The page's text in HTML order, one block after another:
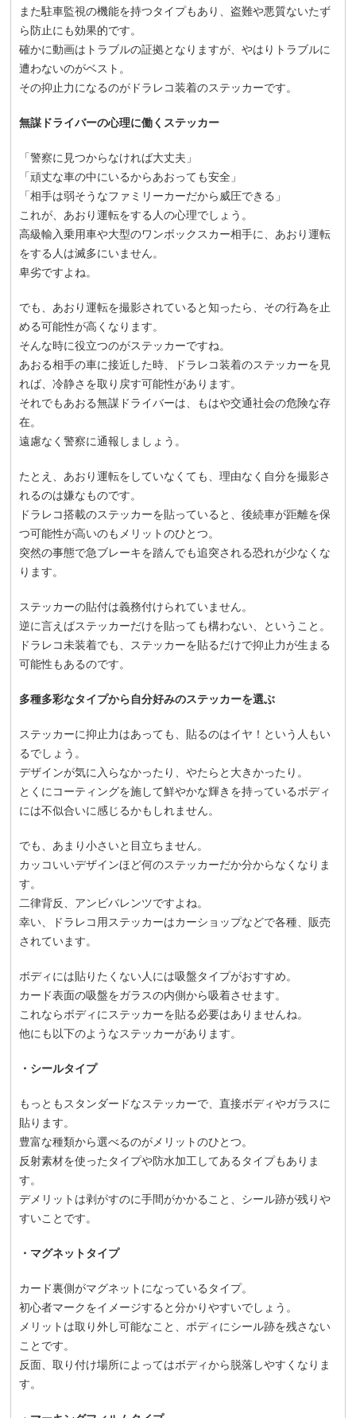
また駐車監視の機能を持つタイプもあり、盗難や悪質ないたず
ら防止にも効果的です。
確かに動画はトラブルの証拠となりますが、やはりトラブルに
遭わないのがベスト。
その抑止力になるのがドラレコ装着のステッカーです。
無謀ドライバーの心理に働くステッカー
「警察に見つからなければ大丈夫」
「頑丈な車の中にいるからあおっても安全」
「相手は弱そうなファミリーカーだから威圧できる」
これが、あおり運転をする人の心理でしょう。
高級輸入乗用車や大型のワンボックスカー相手に、あおり運転
をする人は滅多にいません。
卑劣ですよね。
でも、あおり運転を撮影されていると知ったら、その行為を止
める可能性が高くなります。
そんな時に役立つのがステッカーですね。
あおる相手の車に接近した時、ドラレコ装着のステッカーを見
れば、冷静さを取り戻す可能性があります。
それでもあおる無謀ドライバーは、もはや交通社会の危険な存
在。
遠慮なく警察に通報しましょう。
たとえ、あおり運転をしていなくても、理由なく自分を撮影さ
れるのは嫌なものです。
ドラレコ搭載のステッカーを貼っていると、後続車が距離を保
つ可能性が高いのもメリットのひとつ。
突然の事態で急ブレーキを踏んでも追突される恐れが少なくな
ります。
ステッカーの貼付は義務付けられていません。
逆に言えばステッカーだけを貼っても構わない、ということ。
ドラレコ未装着でも、ステッカーを貼るだけで抑止力が生まる
可能性もあるのです。
多種多彩なタイプから自分好みのステッカーを選ぶ
ステッカーに抑止力はあっても、貼るのはイヤ！という人もい
るでしょう。
デザインが気に入らなかったり、やたらと大きかったり。
とくにコーティングを施して鮮やかな輝きを持っているボディ
には不似合いに感じるかもしれません。
でも、あまり小さいと目立ちません。
カッコいいデザインほど何のステッカーだか分からなくなりま
す。
二律背反、アンビバレンツですよね。
幸い、ドラレコ用ステッカーはカーショップなどで各種、販売
されています。
ボディには貼りたくない人には吸盤タイプがおすすめ。
カード表面の吸盤をガラスの内側から吸着させます。
これならボディにステッカーを貼る必要はありませんね。
他にも以下のようなステッカーがあります。
・シールタイプ
もっともスタンダードなステッカーで、直接ボディやガラスに
貼ります。
豊富な種類から選べるのがメリットのひとつ。
反射素材を使ったタイプや防水加工してあるタイプもありま
す。
デメリットは剥がすのに手間がかかること、シール跡が残りや
すいことです。
・マグネットタイプ
カード裏側がマグネットになっているタイプ。
初心者マークをイメージすると分かりやすいでしょう。
メリットは取り外し可能なこと、ボディにシール跡を残さない
ことです。
反面、取り付け場所によってはボディから脱落しやすくなりま
す。